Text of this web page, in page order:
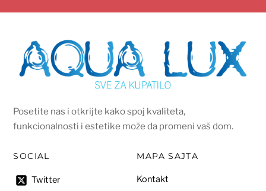
Posetite nas i otkrijte kako spoj kvaliteta,
funkcionalnosti i estetike može da promeni vaš dom.
SOCIAL
Twitter
MAPA SAJTA
Kontakt